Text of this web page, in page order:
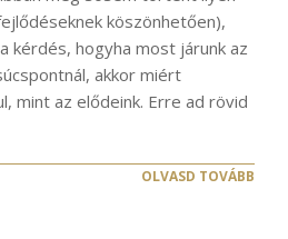
köszönhetően),
kérdés, hogyha most járunk az
akkor miért
mint az elődeink. Erre ad rövid
OLVASD TOVÁBB